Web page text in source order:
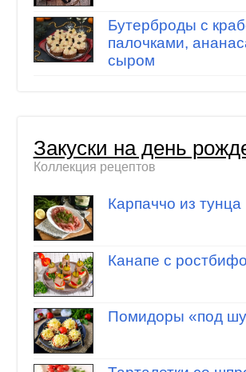
Бутерброды с
палочками,
сыром
Закуски на день
Коллекция рецептов
Карпаччо из тунца
Канапе с
Помидоры «под